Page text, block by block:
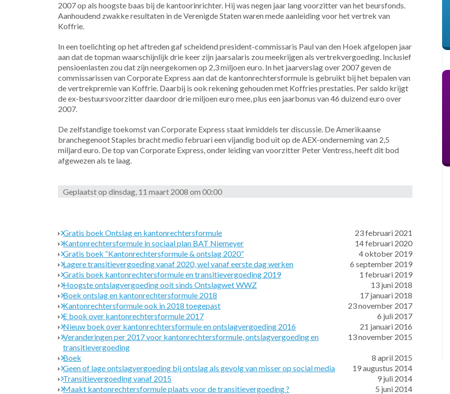
2007 op als hoogste baas bij de kantoorinrichter. Hij was negen jaar lang voorzitter van het beursfonds.
Aanhoudend zwakke resultaten in de Verenigde Staten waren mede aanleiding voor het vertrek van
Koffrie.
In een toelichting op het aftreden gaf scheidend president-commissaris Paul van den Hoek afgelopen jaar
aan dat de topman waarschijnlijk drie keer zijn jaarsalaris zou meekrijgen als vertrekvergoeding. Inclusief
pensioenlasten zou dat zijn neergekomen op 2,3 miljoen euro. In het jaarverslag over 2007 geven de
commissarissen van Corporate Express aan dat de kantonrechtersformule is gebruikt bij het bepalen van
de vertrekpremie van Koffrie. Daarbij is ook rekening gehouden met Koffries prestaties. Per saldo krijgt
de ex-bestuursvoorzitter daardoor drie miljoen euro mee, plus een jaarbonus van 46 duizend euro over
2007.
De zelfstandige toekomst van Corporate Express staat inmiddels ter discussie. De Amerikaanse
branchegenoot Staples bracht medio februari een vijandig bod uit op de AEX-onderneming van 2,5
miljard euro. De top van Corporate Express, onder leiding van voorzitter Peter Ventress, heeft dit bod
afgewezen als te laag.
Geplaatst op dinsdag, 11 maart 2008 om 00:00
23 februari 2021
Gratis boek Ontslag en kantonrechtersformule
14 februari 2020
Kantonrechtersformule in sociaal plan BAT Niemeyer
4 oktober 2019
Gratis boek “Kantonrechtersformule & ontslag 2020”
6 september 2019
Lagere transitievergoeding vanaf 2020, wel vanaf eerste dag werken
1 februari 2019
Gratis boek kantonrechtersformule en transitievergoeding 2019
13 juni 2018
Hoogste ontslagvergoeding ooit sinds Ontslagwet WWZ
17 januari 2018
Boek ontslag en kantonrechtersformule 2018
23 november 2017
Kantonrechtersformule ook in 2018 toegepast
6 juli 2017
E book over kantonrechtersformule 2017
21 januari 2016
Nieuw boek over kantonrechtersformule en ontslagvergoeding 2016
13 november 2015
Veranderingen per 2017 voor kantonrechtersformule, ontslagvergoeding en
transitievergoeding
8 april 2015
Boek
19 augustus 2014
Geen of lage ontslagvergoeding bij ontslag als gevolg van misser op social media
9 juli 2014
Transitievergoeding vanaf 2015
5 juni 2014
Maakt kantonrechtersformule plaats voor de transitievergoeding ?